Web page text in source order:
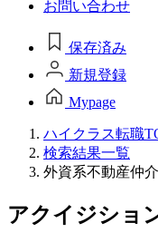
お問い合わせ
保存済み
新規登録
Mypage
ハイクラス転職
検索結果一覧
外資系不動産仲
アクイジショ